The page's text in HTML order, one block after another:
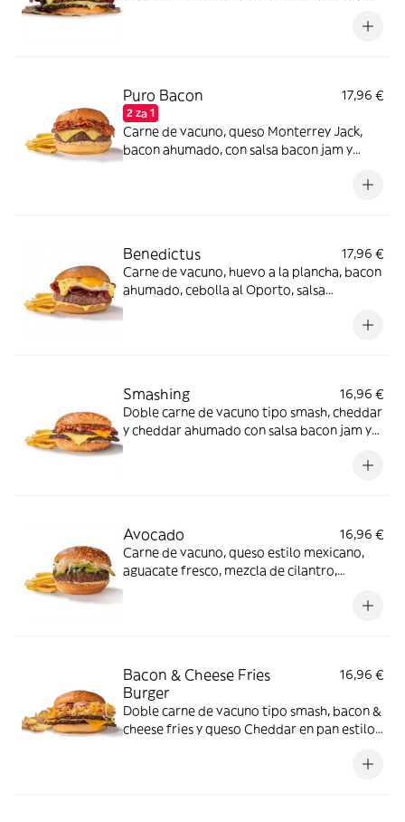
huevo frito en pan estilo brioche. *60% de
Puro Bacon
2 za 1
17,96 €
Carne de vacuno, queso Monterrey Jack,
bacon ahumado, con salsa bacon jam y
Benedictus
17,96 €
Carne de vacuno, huevo a la plancha, bacon
ahumado, cebolla al Oporto, salsa
Smashing
16,96 €
Doble carne de vacuno tipo smash, cheddar
y cheddar ahumado con salsa bacon jam y
Avocado
16,96 €
Carne de vacuno, queso estilo mexicano,
aguacate fresco, mezcla de cilantro,
Bacon & Cheese Fries
Burger
16,96 €
Doble carne de vacuno tipo smash, bacon &
cheese fries y queso Cheddar en pan estilo